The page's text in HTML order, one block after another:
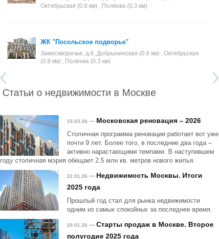
Октябрьская (0.8 км) , Полянка (0.3 км)
ЖК "Посольское подворье"
Замоскворечье, д.6, Добрынинская (0.6 км) , Октябрьская
(0.8 км) , Полянка (0.3 км)
Статьи о недвижимости в Москве
23.03.26 — Московская реновация – 2026
Столичная программа реновации работает вот уже
почти 9 лет. Более того, в последние два года –
активно нарастающими темпами. В наступившем
году столичная мэрия обещает 2.5 млн кв. метров нового жилья.
22.01.26 — Недвижимость Москвы. Итоги
2025 года
Прошлый год стал для рынка недвижимости
одним из самых спокойных за последнее время.
20.01.26 — Старты продаж в Москве. Второе
полугодие 2025 года